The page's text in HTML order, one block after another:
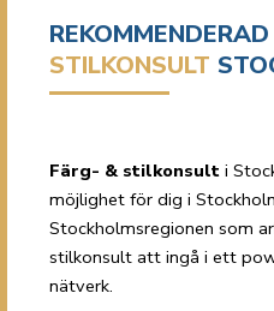
REKOMMENDERAD
STILKONSULT
Färg- & stilkonsult i
möjlighet för dig i
Stockholmsregionen som
stilkonsult att ingå i ett
nätverk.